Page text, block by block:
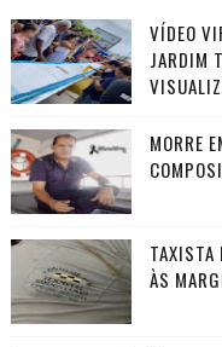
VÍDEO
JARDIM
MORRE
TAXISTA
ÀS